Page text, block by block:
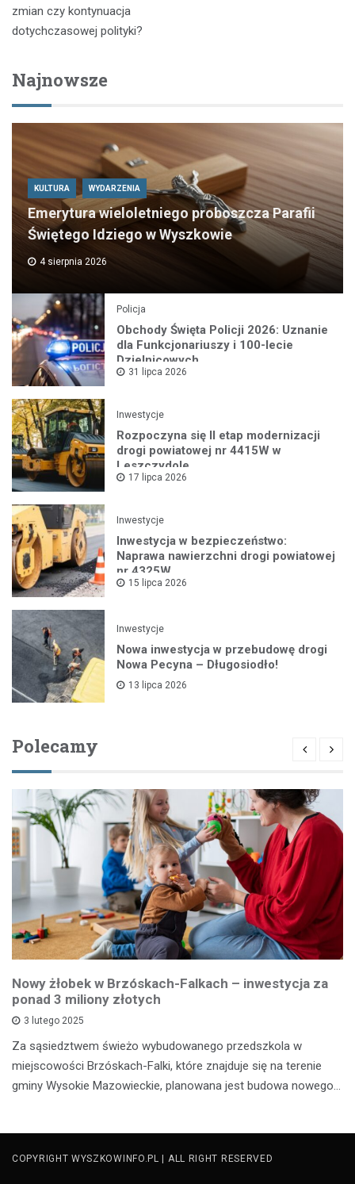
zmian czy kontynuacja
dotychczasowej polityki?
Najnowsze
KULTURA WYDARZENIA
Emerytura wieloletniego proboszcza Parafii
Świętego Idziego w Wyszkowie
4 sierpnia 2026
Policja
Obchody Święta Policji 2026: Uznanie
dla Funkcjonariuszy i 100-lecie
Dzielnicowych
31 lipca 2026
Inwestycje
Rozpoczyna się II etap modernizacji
drogi powiatowej nr 4415W w
Leszczydole
17 lipca 2026
Inwestycje
Inwestycja w bezpieczeństwo:
Naprawa nawierzchni drogi powiatowej
nr 4325W
15 lipca 2026
Inwestycje
Nowa inwestycja w przebudowę drogi
Nowa Pecyna – Długosiodło!
13 lipca 2026
Polecamy
Nowy żłobek w Brzóskach-Falkach – inwestycja za
ponad 3 miliony złotych
3 lutego 2025
Za sąsiedztwem świeżo wybudowanego przedszkola w
miejscowości Brzóskach-Falki, które znajduje się na terenie
gminy Wysokie Mazowieckie, planowana jest budowa nowego…
COPYRIGHT WYSZKOWINFO.PL | ALL RIGHT RESERVED